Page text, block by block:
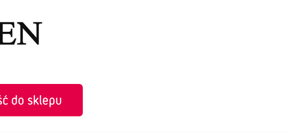
do sklepu